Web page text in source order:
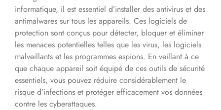
informatique, il est essentiel d’installer des antivirus et des
antimalwares sur tous les appareils. Ces logiciels de
protection sont conçus pour détecter, bloquer et éliminer
les menaces potentielles telles que les virus, les logiciels
malveillants et les programmes espions. En veillant à ce
que chaque appareil soit équipé de ces outils de sécurité
essentiels, vous pouvez réduire considérablement le
risque d’infections et protéger efficacement vos données
contre les cyberattaques.